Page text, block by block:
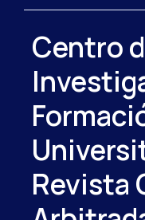
Centro
Revista